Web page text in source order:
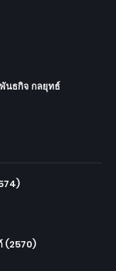
นธกิจ กลยุทธ์
(2570)